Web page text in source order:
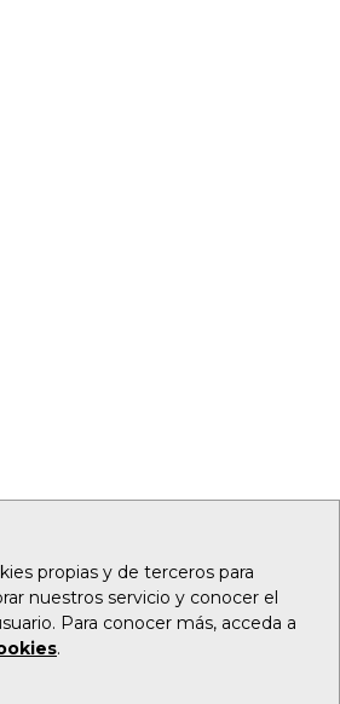
propias y de terceros para
nuestros servicio y conocer el
Para conocer más, acceda a
.